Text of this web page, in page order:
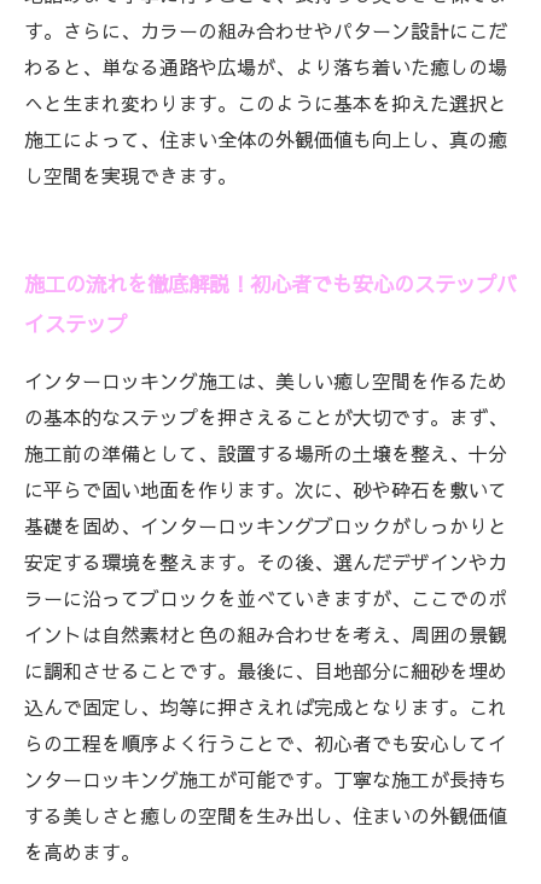
す。さらに、カラーの組み合わせやパターン設計にこだ
わると、単なる通路や広場が、より落ち着いた癒しの場
へと生まれ変わります。このように基本を抑えた選択と
施工によって、住まい全体の外観価値も向上し、真の癒
し空間を実現できます。
施工の流れを徹底解説！初心者でも安心のステップバ
イステップ
インターロッキング施工は、美しい癒し空間を作るため
の基本的なステップを押さえることが大切です。まず、
施工前の準備として、設置する場所の土壌を整え、十分
に平らで固い地面を作ります。次に、砂や砕石を敷いて
基礎を固め、インターロッキングブロックがしっかりと
安定する環境を整えます。その後、選んだデザインやカ
ラーに沿ってブロックを並べていきますが、ここでのポ
イントは自然素材と色の組み合わせを考え、周囲の景観
に調和させることです。最後に、目地部分に細砂を埋め
込んで固定し、均等に押さえれば完成となります。これ
らの工程を順序よく行うことで、初心者でも安心してイ
ンターロッキング施工が可能です。丁寧な施工が長持ち
する美しさと癒しの空間を生み出し、住まいの外観価値
を高めます。